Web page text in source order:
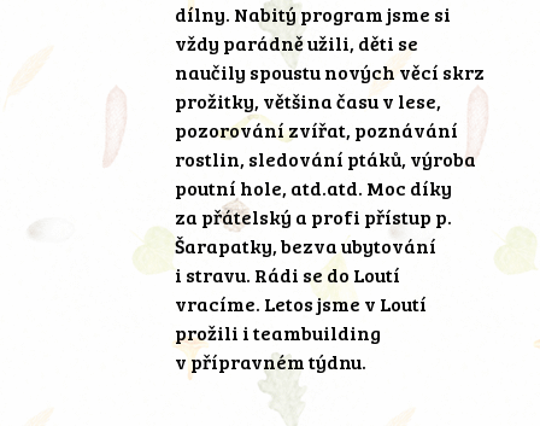
dílny. Nabitý program jsme si
vždy parádně užili, děti se
naučily spoustu nových věcí skrz
prožitky, většina času v lese,
pozorování zvířat, poznávání
rostlin, sledování ptáků, výroba
poutní hole, atd.atd. Moc díky
za přátelský a profi přístup p.
Šarapatky, bezva ubytování
i stravu. Rádi se do Loutí
vracíme. Letos jsme v Loutí
prožili i teambuilding
v přípravném týdnu.